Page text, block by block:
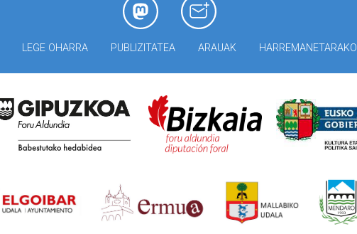
LEGE OHARRA PUBLIZITATEA ARAUAK HARREMANETARAKO